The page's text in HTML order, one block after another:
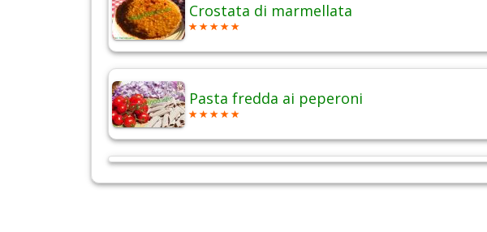
Crostata di marmellata
Pasta fredda ai peperoni